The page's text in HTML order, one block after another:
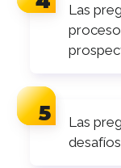
Las
Las